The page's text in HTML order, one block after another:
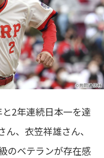
2年連続日本一を達
、衣笠祥雄さん、
のベテランが存在感